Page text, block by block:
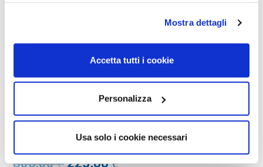
Mostra dettagli
Accetta tutti i cookie
Personalizza
Usa solo i cookie necessari
OCCHIALI DA SOLE
OCCHIALE DA SOLE PERSOL
PO0714 FOLDING – 24/S3
HAVANA Calibro 52
305,00€ 225,00€